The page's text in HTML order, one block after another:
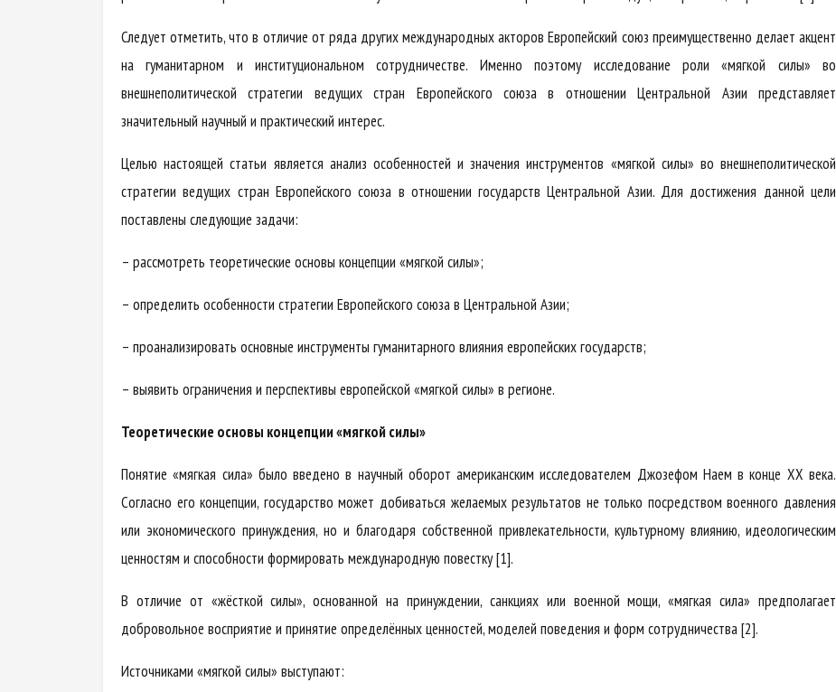
Следует отметить, что в отличие от ряда других международных акторов Европейский союз преимущественно делает акцент
на гуманитарном и институциональном сотрудничестве. Именно поэтому исследование роли «мягкой силы» во
внешнеполитической стратегии ведущих стран Европейского союза в отношении Центральной Азии представляет
значительный научный и практический интерес.
Целью настоящей статьи является анализ особенностей и значения инструментов «мягкой силы» во внешнеполитической
стратегии ведущих стран Европейского союза в отношении государств Центральной Азии. Для достижения данной цели
поставлены следующие задачи:
– рассмотреть теоретические основы концепции «мягкой силы»;
– определить особенности стратегии Европейского союза в Центральной Азии;
– проанализировать основные инструменты гуманитарного влияния европейских государств;
– выявить ограничения и перспективы европейской «мягкой силы» в регионе.
Теоретические основы концепции «мягкой силы»
Понятие «мягкая сила» было введено в научный оборот американским исследователем Джозефом Наем в конце XX века.
Согласно его концепции, государство может добиваться желаемых результатов не только посредством военного давления
или экономического принуждения, но и благодаря собственной привлекательности, культурному влиянию, идеологическим
ценностям и способности формировать международную повестку [1].
В отличие от «жёсткой силы», основанной на принуждении, санкциях или военной мощи, «мягкая сила» предполагает
добровольное восприятие и принятие определённых ценностей, моделей поведения и форм сотрудничества [2].
Источниками «мягкой силы» выступают: